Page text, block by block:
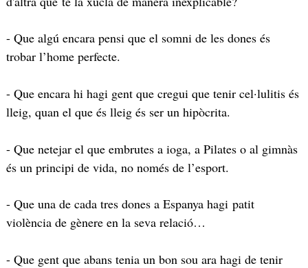
- Que algú encara pensi que el somni de les dones és
trobar l’home perfecte.
- Que encara hi hagi gent que cregui que tenir cel·lulitis és
lleig, quan el que és lleig és ser un hipòcrita.
- Que netejar el que embrutes a ioga, a Pilates o al gimnàs
és un principi de vida, no només de l’esport.
- Que una de cada tres dones a Espanya hagi patit
violència de gènere en la seva relació…
- Que gent que abans tenia un bon sou ara hagi de tenir